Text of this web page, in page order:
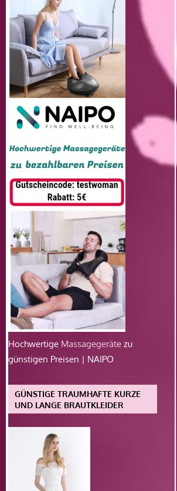
Hochwertige Massagegeräte zu
günstigen Preisen | NAIPO
GÜNSTIGE TRAUMHAFTE KURZE
UND LANGE BRAUTKLEIDER